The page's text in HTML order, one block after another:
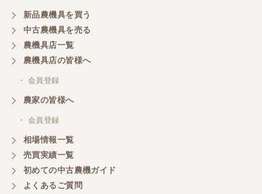
岐阜県／横倉林
ありがとうございます
岐阜県／横倉林
ありがとうございます
岐阜県／横倉林
新品農機具を買う
中古農機具を売る
農機具店一覧
農機具店の皆様へ
・ 会員登録
農家の皆様へ
・ 会員登録
相場情報一覧
売買実績一覧
初めての中古農機ガイド
よくあるご質問